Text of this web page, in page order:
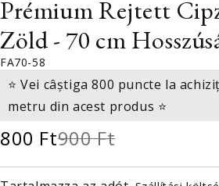
Prémium Rejtett
Zöld - 70 cm
FA70-58
⭐ Vei câștiga 800 puncte la
metru din acest produs ⭐
800 Ft900 Ft